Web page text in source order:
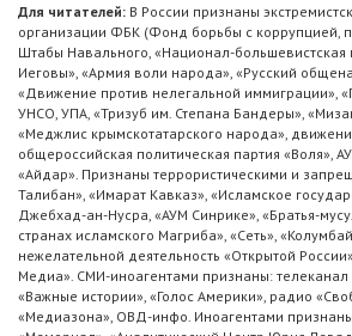
Для читателей: В России признаны
организации ФБК (Фонд борьбы с коррупцией,
Штабы Навального, «Национал-большевистская
Иеговы», «Армия воли народа», «Русский
«Движение против нелегальной иммиграции»,
УНСО, УПА, «Тризуб им. Степана Бандеры»,
«Меджлис крымскотатарского народа»,
общероссийская политическая партия «Воля»,
«Айдар». Признаны террористическими и
Талибан», «Имарат Кавказ», «Исламское
Джебхад-ан-Нусра, «АУМ Синрике», «Братья-
странах исламского Магриба», «Сеть»,
нежелательной деятельность «Открытой
Медиа». СМИ-иноагентами признаны: телеканал
«Важные истории», «Голос Америки», радио
«Медиазона», ОВД-инфо. Иноагентами